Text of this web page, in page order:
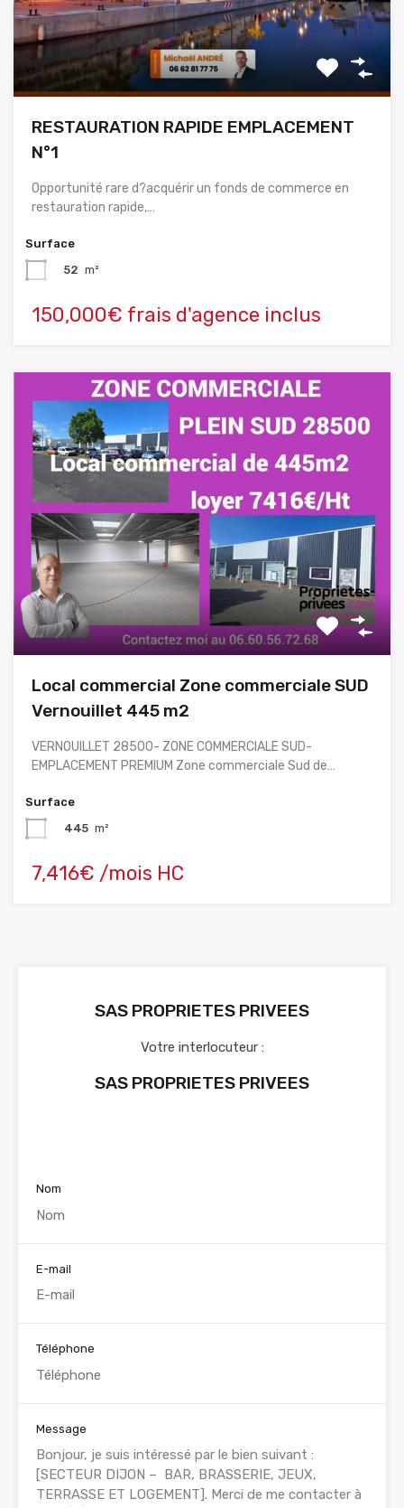
RESTAURATION RAPIDE EMPLACEMENT
N°1
Opportunité rare d?acquérir un fonds de commerce en
restauration rapide,…
Surface
52 m²
150,000€ frais d'agence inclus
Local commercial Zone commerciale SUD
Vernouillet 445 m2
VERNOUILLET 28500- ZONE COMMERCIALE SUD-
EMPLACEMENT PREMIUM Zone commerciale Sud de…
Surface
445 m²
7,416€ /mois HC
SAS PROPRIETES PRIVEES
Votre interlocuteur :
SAS PROPRIETES PRIVEES
Nom
E-mail
Téléphone
Message